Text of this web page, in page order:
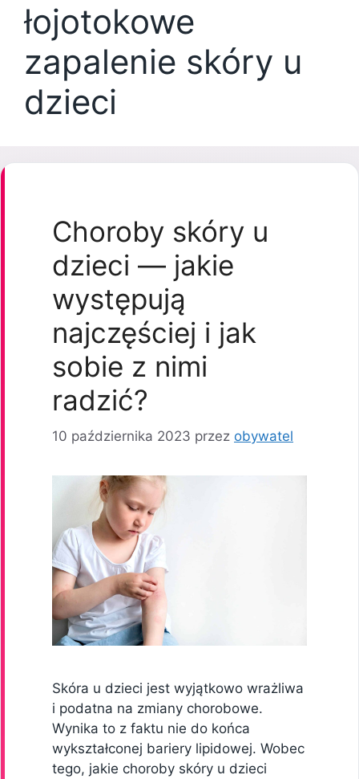
łojotokowe
zapalenie skóry u
dzieci
Choroby skóry u
dzieci — jakie
występują
najczęściej i jak
sobie z nimi
radzić?
10 października 2023 przez obywatel
Skóra u dzieci jest wyjątkowo wrażliwa
i podatna na zmiany chorobowe.
Wynika to z faktu nie do końca
wykształconej bariery lipidowej. Wobec
tego, jakie choroby skóry u dzieci